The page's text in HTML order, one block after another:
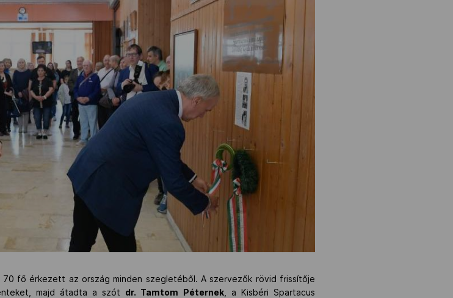
fő érkezett az ország minden szegletéből. A szervezők rövid frissítője
majd átadta a szót dr. Tamtom Péternek, a Kisbéri Spartacus